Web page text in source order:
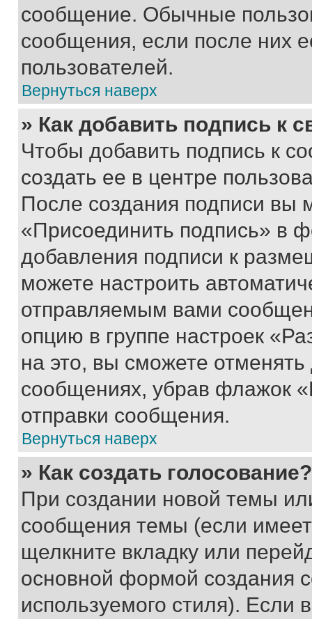
сообщение. Обычные
сообщения, если после них
пользователей.
Вернуться наверх
» Как добавить подпись к
Чтобы добавить подпись к
создать ее в центре
После создания подписи вы
«Присоединить подпись» в
добавления подписи к
можете настроить
отправляемым вами
опцию в группе настроек
на это, вы сможете
сообщениях, убрав флажок
отправки сообщения.
Вернуться наверх
» Как создать голосование?
При создании новой темы
сообщения темы (если
щелкните вкладку или
основной формой создания
используемого стиля). Если